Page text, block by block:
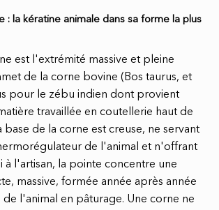
: la kératine animale dans sa forme la plus
est l'extrémité massive et pleine
de la corne bovine (Bos taurus, et
pour le zébu indien dont provient
travaillée en coutellerie haut de
base de la corne est creuse, ne servant
de l'animal et n'offrant
à l'artisan, la pointe concentre une
massive, formée année après année
de l'animal en pâturage. Une corne ne